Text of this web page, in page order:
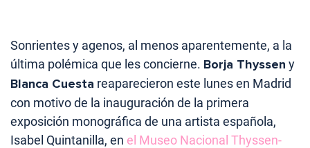
Sonrientes y agenos, al menos aparentemente, a la
última polémica que les concierne. Borja Thyssen y
Blanca Cuesta reaparecieron este lunes en Madrid
con motivo de la inauguración de la primera
exposición monográfica de una artista española,
Isabel Quintanilla, en el Museo Nacional Thyssen-